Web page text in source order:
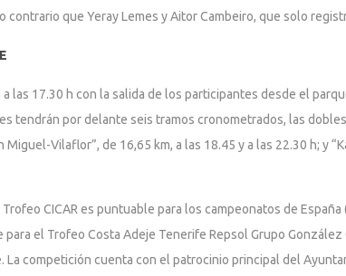
contrario que Yeray Lemes y Aitor Cambeiro, que solo
las 17.30 h con la salida de los participantes desde el
tendrán por delante seis tramos cronometrados, las
Miguel-Vilaflor”, de 16,65 km, a las 18.45 y a las 22.30 h; y
CICAR es puntuable para los campeonatos de España
el Trofeo Costa Adeje Tenerife Repsol Grupo González
La competición cuenta con el patrocinio principal del